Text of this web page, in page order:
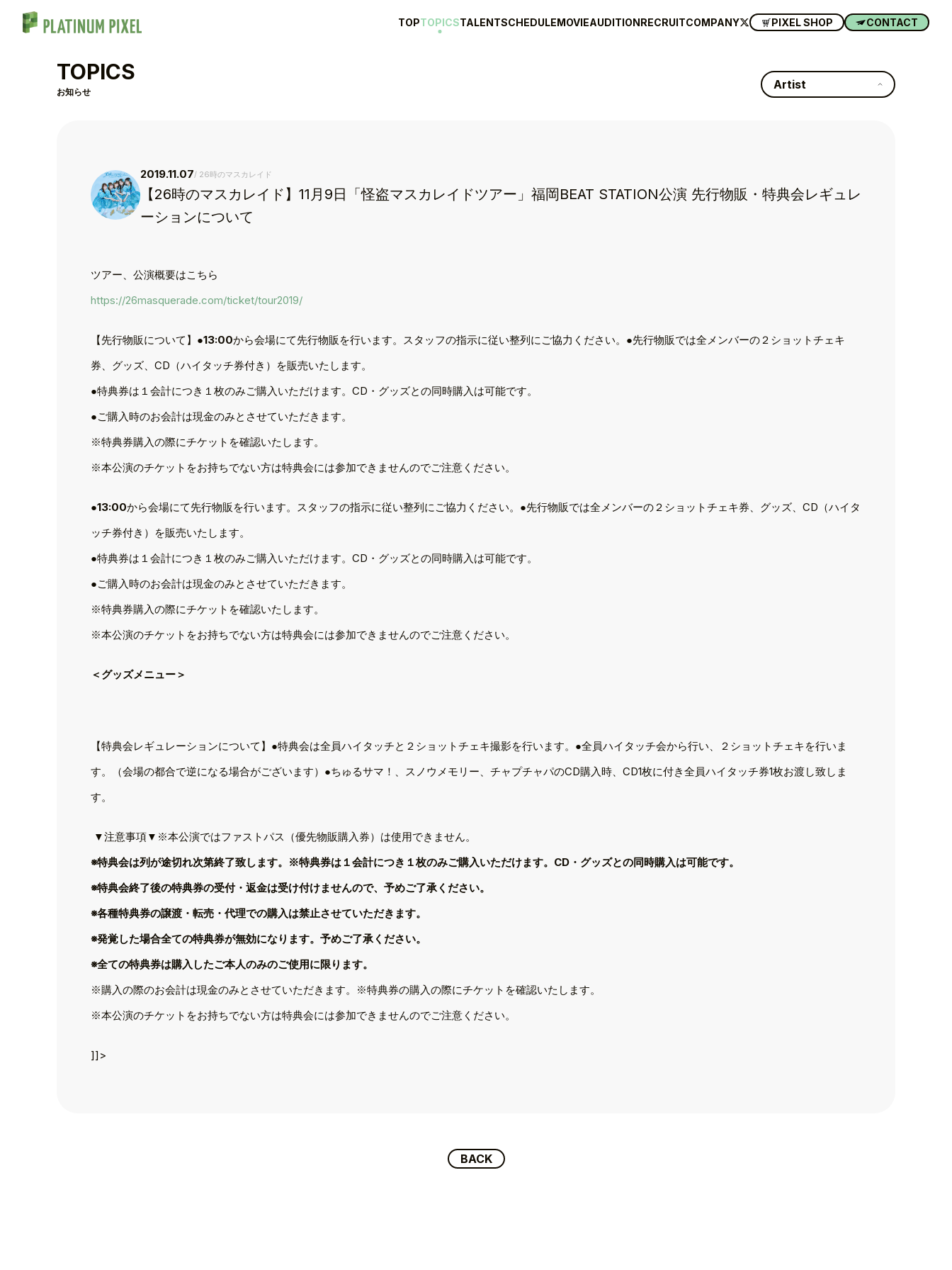
TOPTOPICSTALENTSCHEDULEMOVIEAUDITIONRECRUITCOMPANY PIXEL SHOP CONTACT
TOPICS
TALENT
SCHEDULE
TOPICS
お知らせ
Artist
2019.11.07 26時のマスカレイド
【26時のマスカレイド】11月9日「怪盗マスカレイドツアー」福岡BEAT STATION公演 先行物販・特典会レギュレ
ーションについて
ツアー、公演概要はこちら
https://26masquerade.com/ticket/tour2019/
【先行物販について】●13:00から会場にて先行物販を行います。スタッフの指示に従い整列にご協力ください。●先行物販では全メンバーの２ショットチェキ
券、グッズ、CD（ハイタッチ券付き）を販売いたします。
●特典券は１会計につき１枚のみご購入いただけます。CD・グッズとの同時購入は可能です。
●ご購入時のお会計は現金のみとさせていただきます。
※特典券購入の際にチケットを確認いたします。
※本公演のチケットをお持ちでない方は特典会には参加できませんのでご注意ください。
●13:00から会場にて先行物販を行います。スタッフの指示に従い整列にご協力ください。●先行物販では全メンバーの２ショットチェキ券、グッズ、CD（ハイタ
ッチ券付き）を販売いたします。
●特典券は１会計につき１枚のみご購入いただけます。CD・グッズとの同時購入は可能です。
●ご購入時のお会計は現金のみとさせていただきます。
※特典券購入の際にチケットを確認いたします。
※本公演のチケットをお持ちでない方は特典会には参加できませんのでご注意ください。
＜グッズメニュー＞
【特典会レギュレーションについて】●特典会は全員ハイタッチと２ショットチェキ撮影を行います。●全員ハイタッチ会から行い、２ショットチェキを行いま
す。（会場の都合で逆になる場合がございます）●ちゅるサマ！、スノウメモリー、チャプチャパのCD購入時、CD1枚に付き全員ハイタッチ券1枚お渡し致しま
す。
▼注意事項▼※本公演ではファストパス（優先物販購入券）は使用できません。
※特典会は列が途切れ次第終了致します。 ※特典券は１会計につき１枚のみご購入いただけます。CD・グッズとの同時購入は可能です。
※特典会終了後の特典券の受付・返金は受け付けませんので、予めご了承ください。
※各種特典券の譲渡・転売・代理での購入は禁止させていただきます。
※発覚した場合全ての特典券が無効になります。予めご了承ください。
※全ての特典券は購入したご本人のみのご使用に限ります。
※購入の際のお会計は現金のみとさせていただきます。※特典券の購入の際にチケットを確認いたします。
※本公演のチケットをお持ちでない方は特典会には参加できませんのでご注意ください。
]]>
BACK